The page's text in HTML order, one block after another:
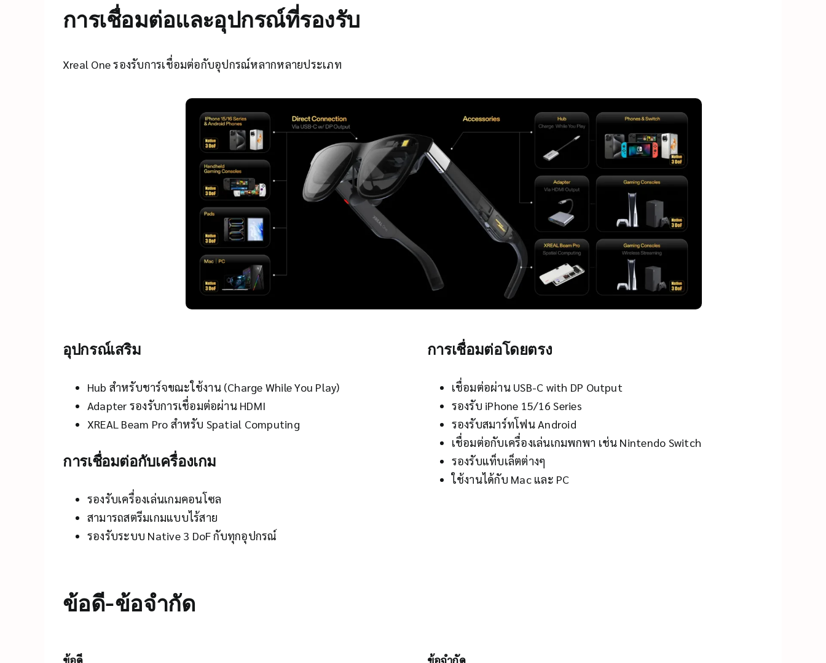
การเชื่อมต่อและอุปกรณ์ที่รองรับ
Xreal One รองรับการเชื่อมต่อกับอุปกรณ์หลากหลายประเภท
อุปกรณ์เสริม
Hub สำหรับชาร์จขณะใช้งาน (Charge While You Play)
Adapter รองรับการเชื่อมต่อผ่าน HDMI
XREAL Beam Pro สำหรับ Spatial Computing
การเชื่อมต่อกับเครื่องเกม
รองรับเครื่องเล่นเกมคอนโซล
สามารถสตรีมเกมแบบไร้สาย
รองรับระบบ Native 3 DoF กับทุกอุปกรณ์
การเชื่อมต่อโดยตรง
เชื่อมต่อผ่าน USB-C with DP Output
รองรับ iPhone 15/16 Series
รองรับสมาร์ทโฟน Android
เชื่อมต่อกับเครื่องเล่นเกมพกพา เช่น Nintendo Switch
รองรับแท็บเล็ตต่างๆ
ใช้งานได้กับ Mac และ PC
ข้อดี-ข้อจำกัด
ข้อดี ข้อจำกัด